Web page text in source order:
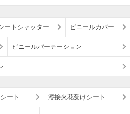
ートシャッター ビニールカバー
ビニールパーテーション
ート 溶接火花受けシート